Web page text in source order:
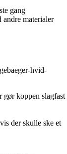
gang
materialer
hvid-
gør koppen slagfast
der skulle ske et